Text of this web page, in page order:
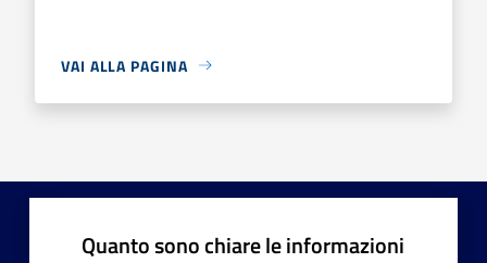
VAI ALLA PAGINA
Quanto sono chiare le informazioni